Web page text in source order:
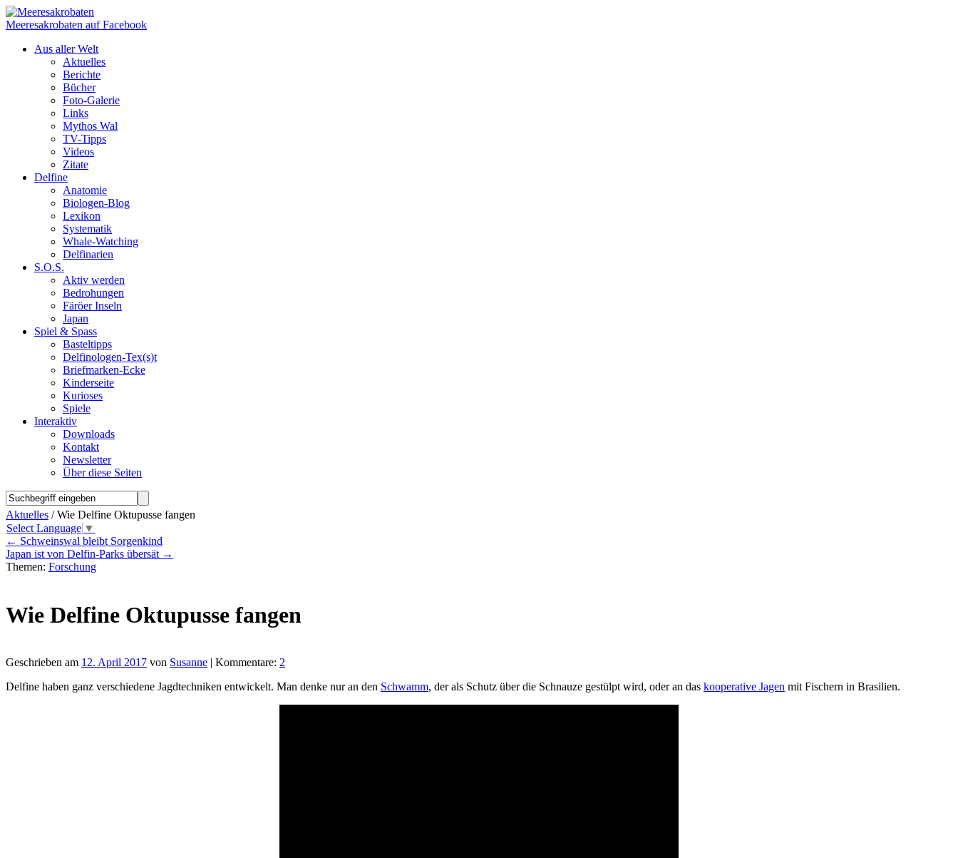
Meeresakrobaten auf Facebook
Aus aller Welt
Aktuelles
Berichte
Bücher
Foto-Galerie
Links
Mythos Wal
TV-Tipps
Videos
Zitate
Delfine
Anatomie
Biologen-Blog
Lexikon
Systematik
Whale-Watching
Delfinarien
S.O.S.
Aktiv werden
Bedrohungen
Färöer Inseln
Japan
Spiel & Spass
Basteltipps
Delfinologen-Tex(s)t
Briefmarken-Ecke
Kinderseite
Kurioses
Spiele
Interaktiv
Downloads
Kontakt
Newsletter
Über diese Seiten
Aktuelles / Wie Delfine Oktupusse fangen
Select Language ▼
← Schweinswal bleibt Sorgenkind
Japan ist von Delfin-Parks übersät →
Themen: Forschung
Wie Delfine Oktupusse fangen
Geschrieben am 12. April 2017 von Susanne | Kommentare: 2
Delfine haben ganz verschiedene Jagdtechniken entwickelt. Man denke nur an den Schwamm, der als Schutz über die Schnauze gestülpt wird, oder an das kooperative Jagen mit Fischern in Brasilien.